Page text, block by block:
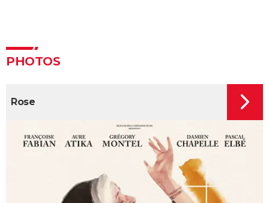
Les Passagers de la nuit
La chambre d'à côté : faut-il voir le dernier Pedro
Almodóvar ? Ce qu'en disent les critiques presse
Le Comte de Monte-Cristo : le film avec Pierre Niney
est-il inspiré d'une histoire vraie ?
PHOTOS
Rose